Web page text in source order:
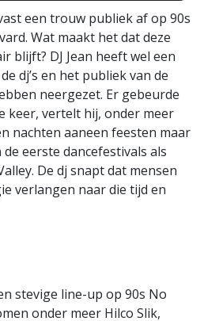
een trouw publiek af op 90s
Wat maakt het dat deze
blijft? DJ Jean heeft wel een
dj’s en het publiek van de
neergezet. Er gebeurde
keer, vertelt hij, onder meer
nachten aaneen feesten maar
eerste dancefestivals als
De dj snapt dat mensen
verlangen naar die tijd en
stevige line-up op 90s No
onder meer Hilco Slik,